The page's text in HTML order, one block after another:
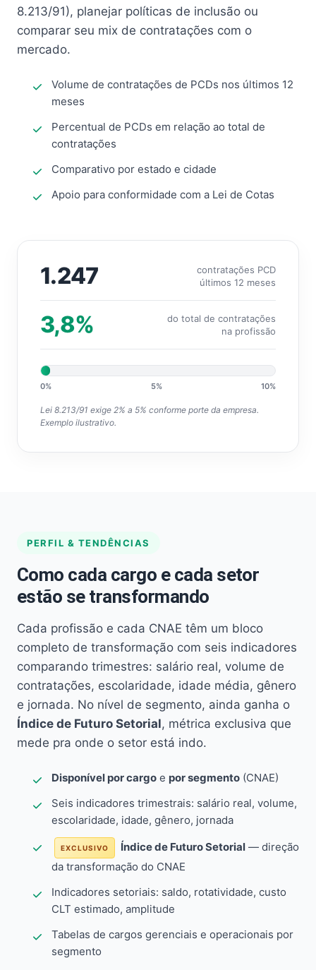
8.213/91), planejar políticas de inclusão ou
comparar seu mix de contratações com o
mercado.
Volume de contratações de PCDs nos últimos 12
meses
Percentual de PCDs em relação ao total de
contratações
Comparativo por estado e cidade
Apoio para conformidade com a Lei de Cotas
1.247
contratações PCD
últimos 12 meses
3,8%
do total de contratações
na profissão
0% 5% 10%
Lei 8.213/91 exige 2% a 5% conforme porte da empresa.
Exemplo ilustrativo.
PERFIL & TENDÊNCIAS
Como cada cargo e cada setor
estão se transformando
Cada profissão e cada CNAE têm um bloco
completo de transformação com seis indicadores
comparando trimestres: salário real, volume de
contratações, escolaridade, idade média, gênero
e jornada. No nível de segmento, ainda ganha o
Índice de Futuro Setorial, métrica exclusiva que
mede pra onde o setor está indo.
Disponível por cargo e por segmento (CNAE)
Seis indicadores trimestrais: salário real, volume,
escolaridade, idade, gênero, jornada
EXCLUSIVO Índice de Futuro Setorial — direção
da transformação do CNAE
Indicadores setoriais: saldo, rotatividade, custo
CLT estimado, amplitude
Tabelas de cargos gerenciais e operacionais por
segmento